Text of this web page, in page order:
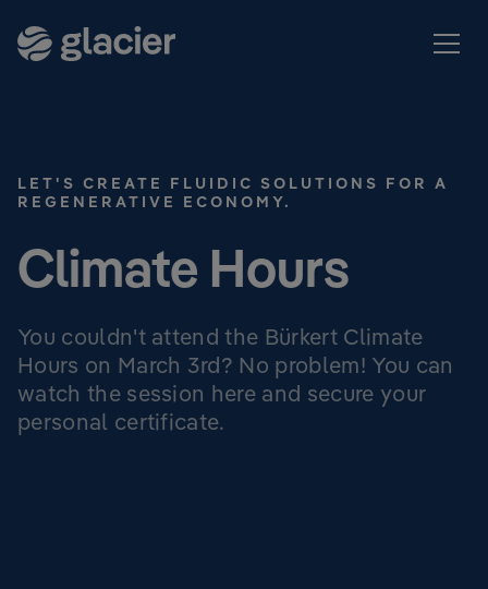
LET'S CREATE FLUIDIC SOLUTIONS FOR A
REGENERATIVE ECONOMY.
Climate Hours
You couldn't attend the Bürkert Climate
Hours on March 3rd? No problem! You can
watch the session here and secure your
personal certificate.